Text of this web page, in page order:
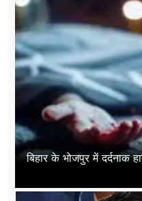
बिहार के भोजपुर में दर्दनाक